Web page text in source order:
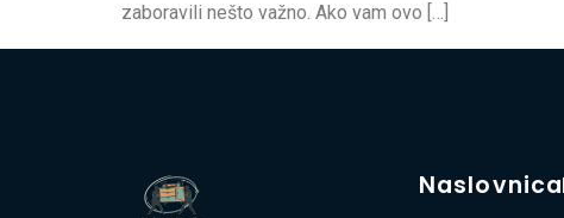
zaboravili nešto važno. Ako vam ovo […]
Naslovnica